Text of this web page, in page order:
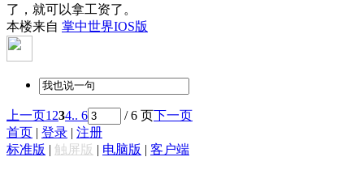
了，就可以拿工资了。
本楼来自 掌中世界IOS版
上一页1 234.. 6 / 6 页下一页
首页 | 登录 | 注册
标准版 | 触屏版 | 电脑版 | 客户端